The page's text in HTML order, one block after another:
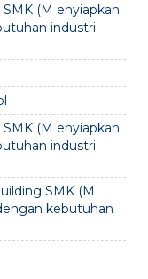
(M enyiapkan
industri
(M enyiapkan
industri
SMK (M
kebutuhan